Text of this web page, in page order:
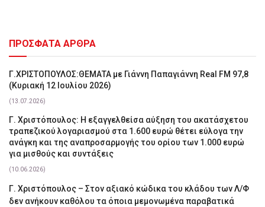
ΠΡΟΣΦΑΤΑ ΑΡΘΡΑ
Γ.ΧΡΙΣΤΟΠΟΥΛΟΣ:ΘΕΜΑΤΑ με Γιάννη Παπαγιάννη Real FM 97,8
(Κυριακή 12 Ιουλίου 2026)
(13.07.2026)
Γ. Χριστόπουλος: Η εξαγγελθείσα αύξηση του ακατάσχετου
τραπεζικού λογαριασμού στα 1.600 ευρώ θέτει εύλογα την
ανάγκη και της αναπροσαρμογής του ορίου των 1.000 ευρώ
για μισθούς και συντάξεις
(10.06.2026)
Γ. Χριστόπουλος – Στον αξιακό κώδικα του κλάδου των Λ/Φ
δεν ανήκουν καθόλου τα όποια μεμονωμένα παραβατικά